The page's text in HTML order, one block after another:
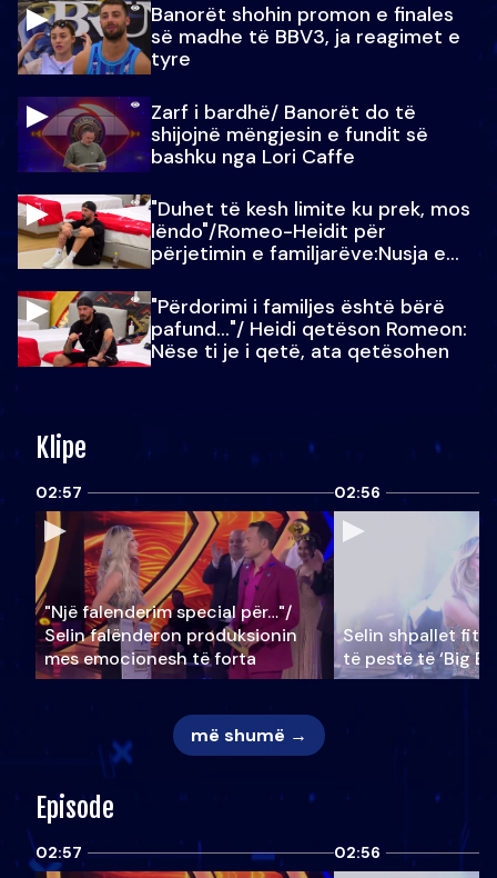
Banorët shohin promon e finales
së madhe të BBV3, ja reagimet e
tyre
Zarf i bardhë/ Banorët do të
shijojnë mëngjesin e fundit së
bashku nga Lori Caffe
"Duhet të kesh limite ku prek, mos
lëndo"/Romeo-Heidit për
përjetimin e familjarëve:Nusja e
"Përdorimi i familjes është bërë
pafund…"/ Heidi qetëson Romeon:
Nëse ti je i qetë, ata qetësohen
Klipe
02:57
"Një falenderim special për…"/
Selin falënderon produksionin
mes emocionesh të forta
02:56
Selin shpallet
të pestë të ‘Big
më shumë →
Episode
02:57 02:56